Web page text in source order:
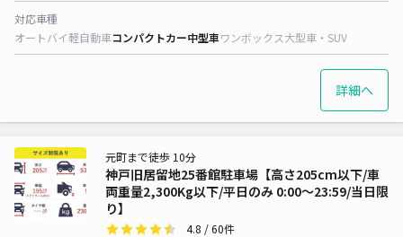
対応車種
オートバイ軽自動車コンパクトカー中型車ワンボックス大型車・SUV
詳細へ
神戸旧居留地25番館駐車場【高さ205cm以下/車
両重量2,300Kg以下/平日のみ 0:00～23:59/当日限
り】
元町まで徒歩 10分
4.8 / 60件